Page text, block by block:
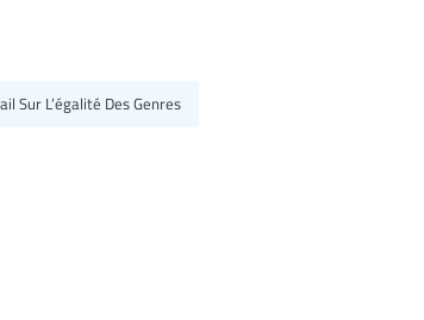
Sur L’égalité Des Genres